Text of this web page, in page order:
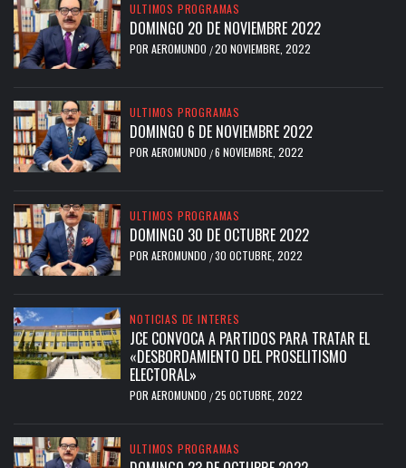
ULTIMOS PROGRAMAS
DOMINGO 20 DE NOVIEMBRE 2022
POR AEROMUNDO /20 NOVIEMBRE, 2022
ULTIMOS PROGRAMAS
DOMINGO 6 DE NOVIEMBRE 2022
POR AEROMUNDO /6 NOVIEMBRE, 2022
ULTIMOS PROGRAMAS
DOMINGO 30 DE OCTUBRE 2022
POR AEROMUNDO /30 OCTUBRE, 2022
NOTICIAS DE INTERES
JCE CONVOCA A PARTIDOS PARA TRATAR EL
«DESBORDAMIENTO DEL PROSELITISMO
ELECTORAL»
POR AEROMUNDO /25 OCTUBRE, 2022
ULTIMOS PROGRAMAS